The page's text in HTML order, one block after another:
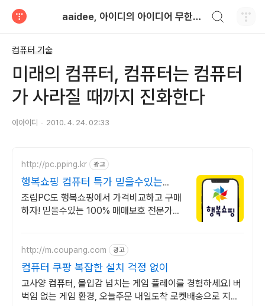
aaidee, 아이디의 아이디어 무한도전
컴퓨터 기술
미래의 컴퓨터, 컴퓨터는 컴퓨터
가 사라질 때까지 진화한다
아아이디 2010. 4. 24. 02:33
http://pc.pping.kr 광고
행복쇼핑 컴퓨터 특가 믿을수있는
100% 매매보호
조립PC도 행복쇼핑에서 가격비교하고 구매
하자! 믿을수있는 100% 매매보호 전문가의
http://m.coupang.com 광고
컴퓨터 쿠팡 복잡한 설치 걱정 없이
고사양 컴퓨터, 몰입감 넘치는 게임 플레이를 경험하세요! 버
벅임 없는 게임 환경, 오늘주문 내일도착 로켓배송으로 지금